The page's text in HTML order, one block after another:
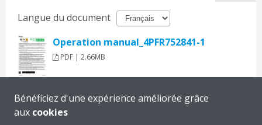
Langue du document
Operation manual_4PFR752841-1
PDF | 2.66MB
Bénéficiez d'une expérience améliorée grâce
aux cookies